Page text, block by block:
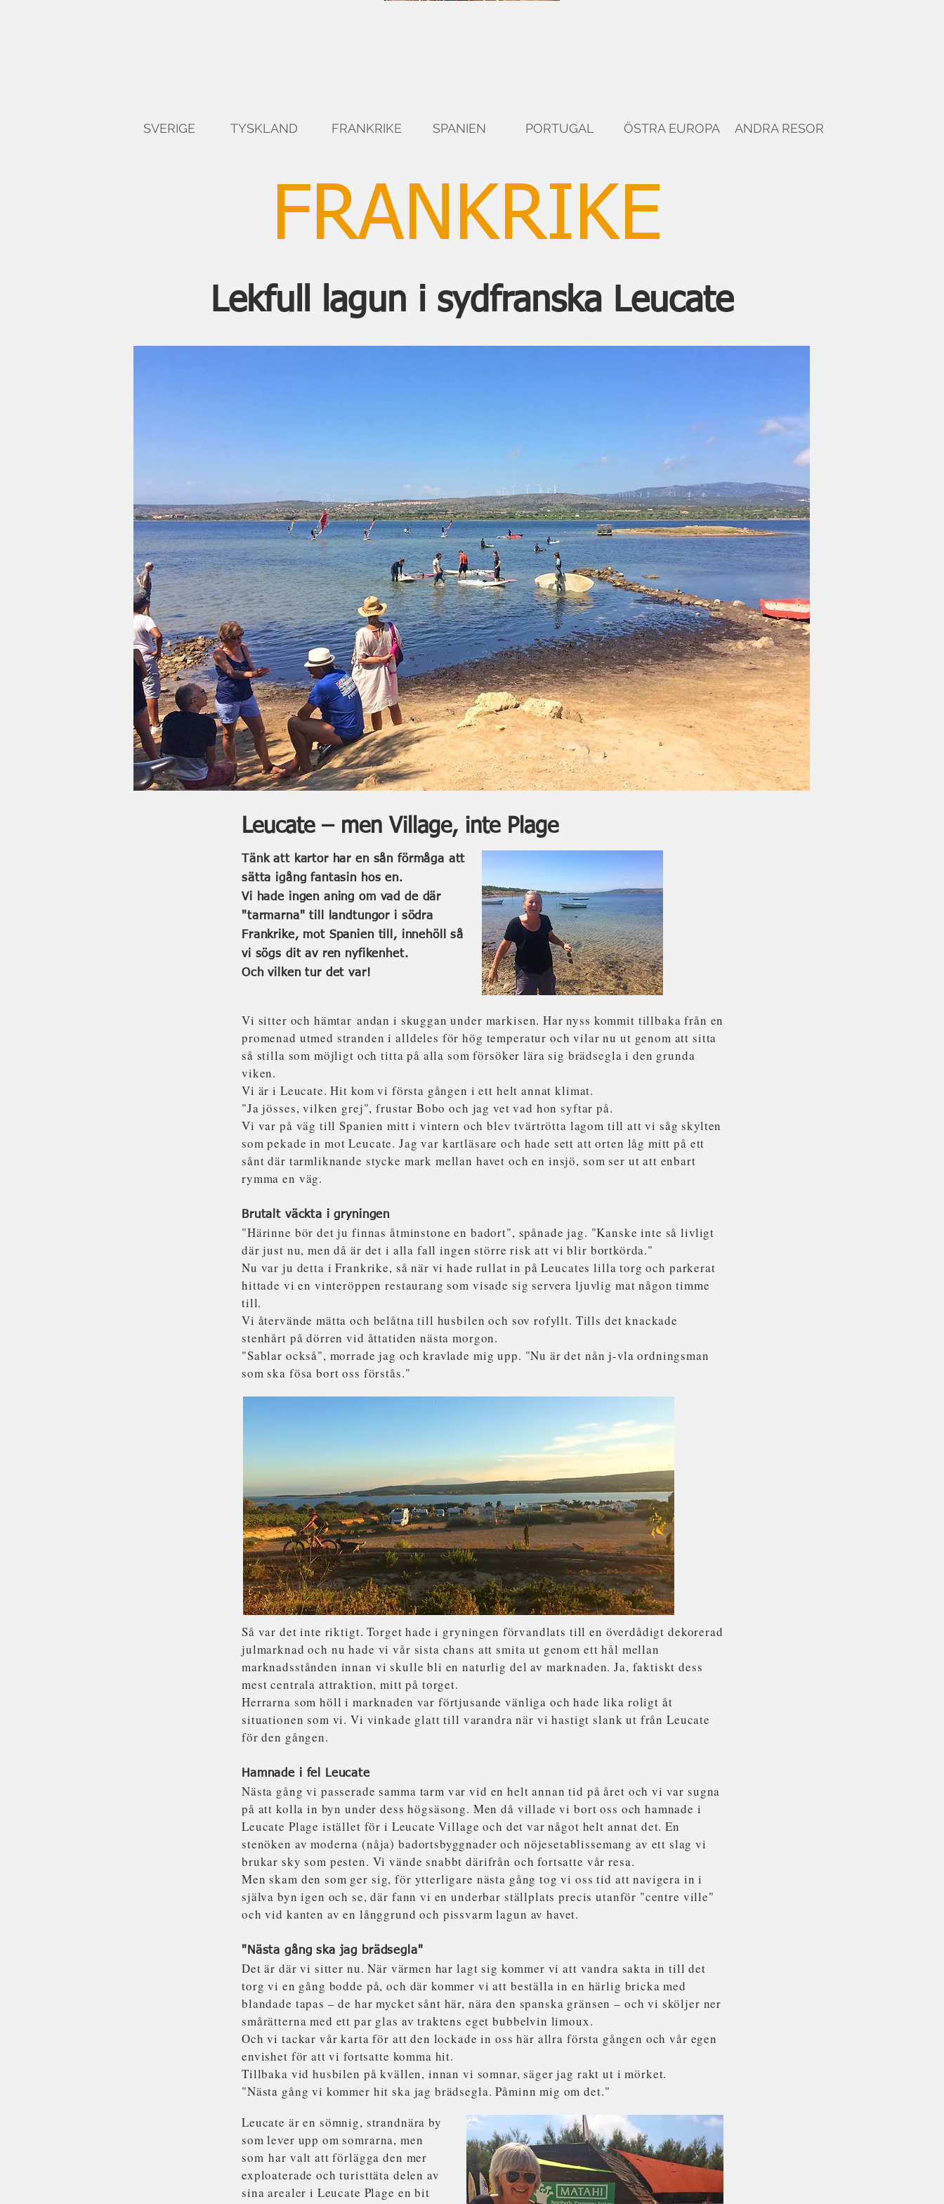
SVERIGE TYSKLAND FRANKRIKE SPANIEN PORTUGAL ÖSTRA EUROPA ANDRA RESOR
FRANKRIKE
Lekfull lagun i sydfranska Leucate
Leucate – men Village, inte Plage
Tänk att kartor har en sån förmåga att
sätta igång fantasin hos en.
Vi hade ingen aning om vad de där
"tarmarna" till landtungor i södra
Frankrike, mot Spanien till, innehöll så
vi sögs dit av ren nyfikenhet.
Och vilken tur det var!
Vi sitter och hämtar andan i skuggan under markisen. Har nyss kommit tillbaka från en
promenad utmed stranden i alldeles för hög temperatur och vilar nu ut genom att sitta
så stilla som möjligt och titta på alla som försöker lära sig brädsegla i den grunda
viken.
Vi är i Leucate. Hit kom vi första gången i ett helt annat klimat.
"Ja jösses, vilken grej", frustar Bobo och jag vet vad hon syftar på.
Vi var på väg till Spanien mitt i vintern och blev tvärtrötta lagom till att vi såg skylten
som pekade in mot Leucate. Jag var kartläsare och hade sett att orten låg mitt på ett
sånt där tarmliknande stycke mark mellan havet och en insjö, som ser ut att enbart
rymma en väg.
Brutalt väckta i gryningen
"Härinne bör det ju finnas åtminstone en badort", spånade jag. "Kanske inte så livligt
där just nu, men då är det i alla fall ingen större risk att vi blir bortkörda."
Nu var ju detta i Frankrike, så när vi hade rullat in på Leucates lilla torg och parkerat
hittade vi en vinteröppen restaurang som visade sig servera ljuvlig mat någon timme
till.
Vi återvände mätta och belåtna till husbilen och sov rofyllt. Tills det knackade
stenhårt på dörren vid åttatiden nästa morgon.
"Sablar också", morrade jag och kravlade mig upp. "Nu är det nån j-vla ordningsman
som ska fösa bort oss förstås."
Så var det inte riktigt. Torget hade i gryningen förvandlats till en överdådigt dekorerad
julmarknad och nu hade vi vår sista chans att smita ut genom ett hål mellan
marknadsstånden innan vi skulle bli en naturlig del av marknaden. Ja, faktiskt dess
mest centrala attraktion, mitt på torget.
Herrarna som höll i marknaden var förtjusande vänliga och hade lika roligt åt
situationen som vi. Vi vinkade glatt till varandra när vi hastigt slank ut från Leucate
för den gången.
Hamnade i fel Leucate
Nästa gång vi passerade samma tarm var vid en helt annan tid på året och vi var sugna
på att kolla in byn under dess högsäsong. Men då villade vi bort oss och hamnade i
Leucate Plage istället för i Leucate Village och det var något helt annat det. En
stenöken av moderna (nåja) badortsbyggnader och nöjesetablissemang av ett slag vi
brukar sky som pesten. Vi vände snabbt därifrån och fortsatte vår resa.
Men skam den som ger sig, för ytterligare nästa gång tog vi oss tid att navigera ini
själva byn igen och se, där fann vi en underbar ställplats precis utanför "centre ville"
och vid kanten av en långgrund och pissvarm lagun av havet.
"Nästa gång ska jag brädsegla"
Det är där vi sitter nu. När värmen har lagt sig kommer vi att vandra sakta in till det
torg vi en gång bodde på, och där kommer vi att beställa in en härlig bricka med
blandade tapas – de har mycket sånt här, nära den spanska gränsen – och vi sköljer ner
smårätterna med ett par glas av traktens eget bubbelvin limoux.
Och vi tackar vår karta för att den lockade in oss här allra första gången och vår egen
envishet för att vi fortsatte komma hit.
Tillbaka vid husbilen på kvällen, innan vi somnar, säger jag rakt ut i mörket.
"Nästa gång vi kommer hit ska jag brädsegla. Påminn mig om det."
Leucate är en sömnig, strandnära by
som lever upp om somrarna, men
som har valt att förlägga den mer
exploaterade och turisttäta delen av
sina arealer i Leucate Plage en bit